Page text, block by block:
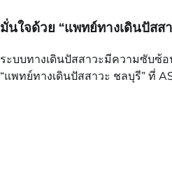
มั่นใจด้วย “แพทย์ทางเดินปัส
ระบบทางเดินปัสสาวะมีความซับซ้
“แพทย์ทางเดินปัสสาวะ ชลบุรี” ที่